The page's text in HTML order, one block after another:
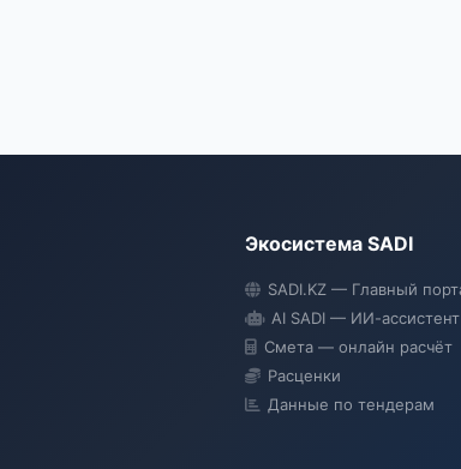
Экосистема SADI
SADI.KZ — Главный
AI SADI — ИИ-ассистент
Смета — онлайн расчёт
Расценки
Данные по тендерам